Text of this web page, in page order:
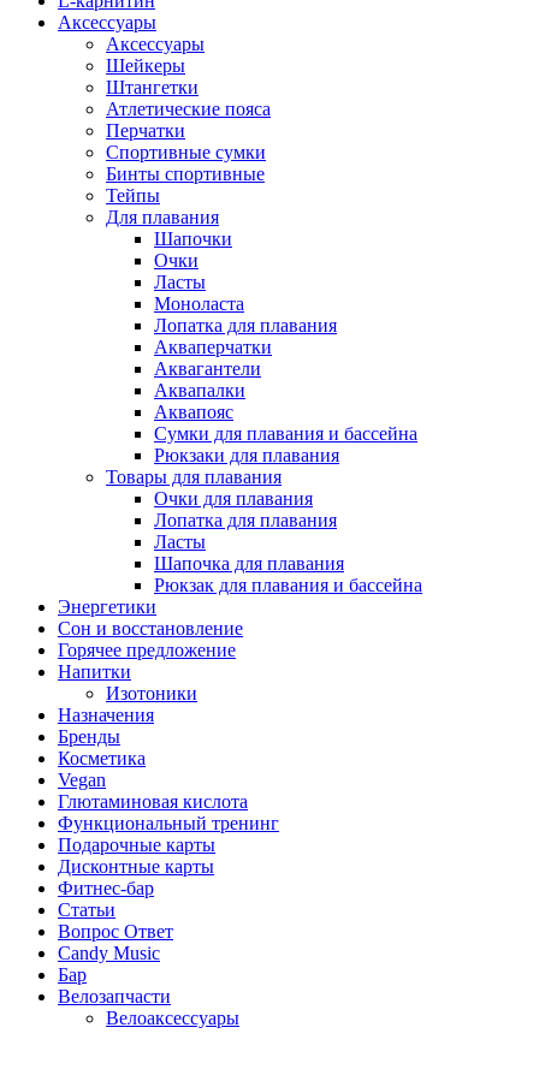
Аксессуары
Аксессуары
Шейкеры
Штангетки
Атлетические пояса
Перчатки
Спортивные сумки
Бинты спортивные
Тейпы
Для плавания
Шапочки
Очки
Ласты
Моноласта
Лопатка для плавания
Акваперчатки
Аквагантели
Аквапалки
Аквапояс
Сумки для плавания и бассейна
Рюкзаки для плавания
Товары для плавания
Очки для плавания
Лопатка для плавания
Ласты
Шапочка для плавания
Рюкзак для плавания и бассейна
Энергетики
Сон и восстановление
Горячее предложение
Напитки
Изотоники
Назначения
Бренды
Косметика
Vegan
Глютаминовая кислота
Функциональный тренинг
Подарочные карты
Дисконтные карты
Фитнес-бар
Статьи
Вопрос Ответ
Candy Music
Бар
Велозапчасти
Велоаксессуары